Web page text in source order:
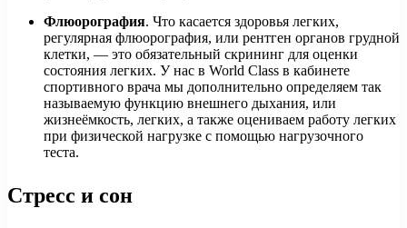
Флюорография. Что касается здоровья легких,
регулярная флюорография, или рентген органов грудной
клетки, — это обязательный скрининг для оценки
состояния легких. У нас в World Class в кабинете
спортивного врача мы дополнительно определяем так
называемую функцию внешнего дыхания, или
жизнеёмкость, легких, а также оцениваем работу легких
при физической нагрузке с помощью нагрузочного
теста.
Стресс и сон